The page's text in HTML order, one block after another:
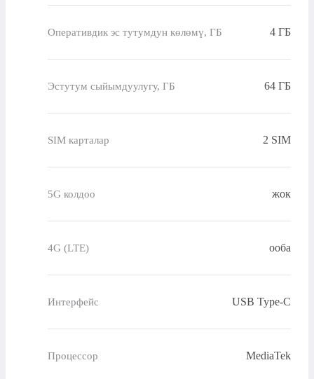
Оперативдик эс тутумдун көлөмү, ГБ 4 ГБ
Эстутум сыйымдуулугу, ГБ 64 ГБ
SIM карталар 2 SIM
5G колдоо жок
4G (LTE) ооба
Интерфейс USB Type-C
Процессор MediaTek